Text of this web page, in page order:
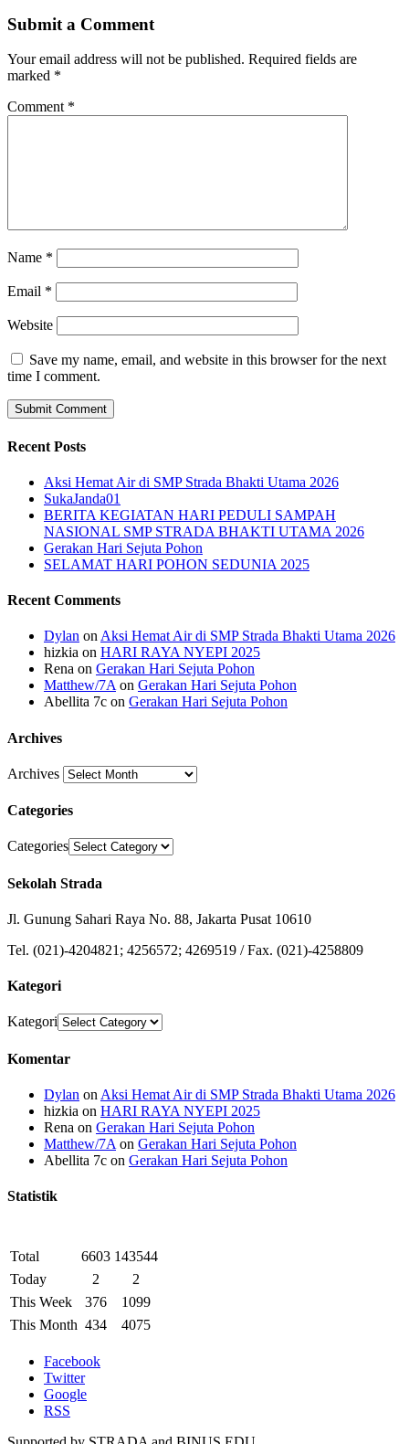
Submit a Comment
Your email address will not be published. Required fields are
marked *
Comment *
Name *
Email *
Website
Save my name, email, and website in this browser for the next
time I comment.
Recent Posts
Aksi Hemat Air di SMP Strada Bhakti Utama 2026
SukaJanda01
BERITA KEGIATAN HARI PEDULI SAMPAH
NASIONAL SMP STRADA BHAKTI UTAMA 2026
Gerakan Hari Sejuta Pohon
SELAMAT HARI POHON SEDUNIA 2025
Recent Comments
Dylan on Aksi Hemat Air di SMP Strada Bhakti Utama 2026
hizkia on HARI RAYA NYEPI 2025
Rena on Gerakan Hari Sejuta Pohon
Matthew/7A on Gerakan Hari Sejuta Pohon
Abellita 7c on Gerakan Hari Sejuta Pohon
Archives
Archives
Categories
Categories
Sekolah Strada
Jl. Gunung Sahari Raya No. 88, Jakarta Pusat 10610
Tel. (021)-4204821; 4256572; 4269519 / Fax. (021)-4258809
Kategori
Kategori
Komentar
Dylan on Aksi Hemat Air di SMP Strada Bhakti Utama 2026
hizkia on HARI RAYA NYEPI 2025
Rena on Gerakan Hari Sejuta Pohon
Matthew/7A on Gerakan Hari Sejuta Pohon
Abellita 7c on Gerakan Hari Sejuta Pohon
Statistik
Total 6603 143544
Today
2
2
This Week
376
1099
This Month 434 4075
Facebook
Twitter
Google
RSS